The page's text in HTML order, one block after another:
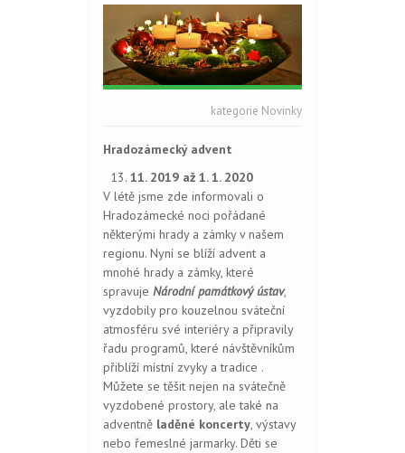
kategorie Novinky
Hradozámecký advent
11. 2019 až 1. 1. 2020
V létě jsme zde informovali o
Hradozámecké noci pořádané
některými hrady a zámky v našem
regionu. Nyní se blíží advent a
mnohé hrady a zámky, které
spravuje Národní památkový ústav,
vyzdobily pro kouzelnou sváteční
atmosféru své interiéry a připravily
řadu programů, které návštěvníkům
přiblíží místní zvyky a tradice .
Můžete se těšit nejen na svátečně
vyzdobené prostory, ale také na
adventně laděné koncerty, výstavy
nebo řemeslné jarmarky. Děti se